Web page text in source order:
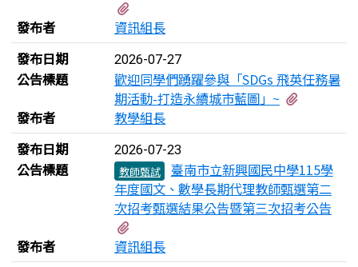
發布者
資訊組長
發布日期
2026-07-27
公告標題
歡迎同學們踴躍參與「SDGs 飛英任務暑
期活動-打造永續城市藍圖」~
發布者
教學組長
發布日期
2026-07-23
公告標題 教師甄試
臺南市立新興國民中學115學
年度國文、數學長期代理教師甄選第二
次招考甄選結果公告暨第三次招考公告
發布者
資訊組長